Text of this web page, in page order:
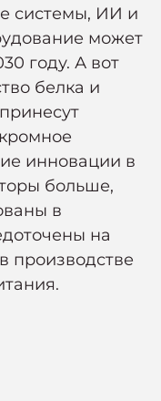
системы, ИИ и
может
году. А вот
белка и
инновации в
больше,
в
на
производстве